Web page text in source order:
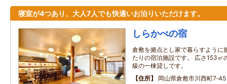
寝室が4つあり、大人7人でも快適いお泊りいただけます。
しらかべの宿
倉敷を拠点とし家で暮らすように
たりの宿泊施設です。 広さ153㎡
級の一棟貸しです。
住所
岡山県倉敷市川西町7‐45